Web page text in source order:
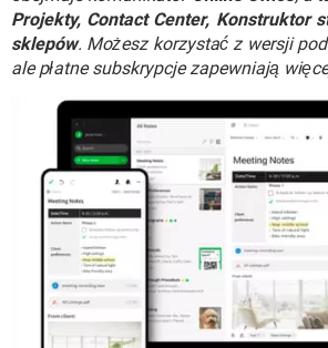
WINDOWS 10
Projekty, Contact Center, Konstruktor
sklepów. Możesz korzystać z wersji
ale płatne subskrypcje zapewniają